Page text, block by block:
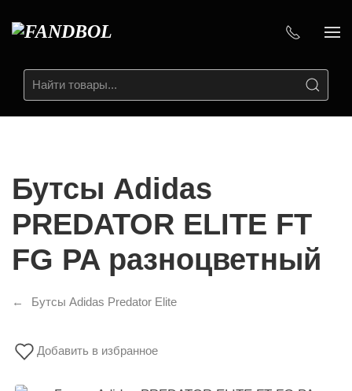
Бутсы Adidas
PREDATOR ELITE FT
FG PA разноцветный
Бутсы Adidas Predator Elite
Добавить в избранное